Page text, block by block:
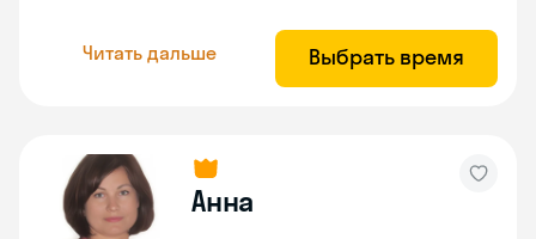
Читать дальше Выбрать время
Анна